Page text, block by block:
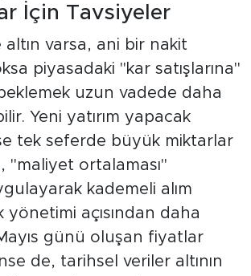
İçin Tavsiyeler
altın varsa, ani bir nakit
piyasadaki "kar satışlarına"
uzun vadede daha
Yeni yatırım yapacak
tek seferde büyük miktarlar
"maliyet ortalaması"
kademeli alım
yönetimi açısından daha
Mayıs günü oluşan fiyatlar
de, tarihsel veriler altının